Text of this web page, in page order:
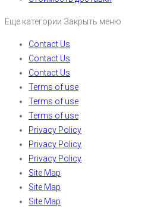
Еще категории Закрыть меню
Contact Us
Contact Us
Contact Us
Terms of use
Terms of use
Terms of use
Privacy Policy
Privacy Policy
Privacy Policy
Site Map
Site Map
Site Map